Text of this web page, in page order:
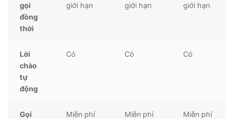
gọi
đồng
thời
giới hạn
giới hạn
giới hạn
Lời
chào
tự
động
Có Có Có
Gọi
Miễn phí Miễn phí Miễn phí